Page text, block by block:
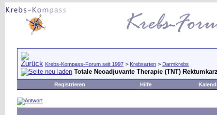
Krebs-Kompass-Forum seit 1997 > Krebsarten > Darmkrebs
Totale Neoadjuvante Therapie (TNT)
Registrieren Hilfe